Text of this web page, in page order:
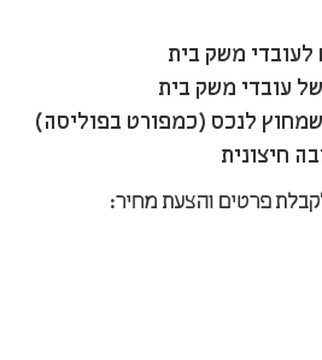
לעובדי משק בית
עובדי משק בית
שמחוץ לנכס (כמפורט בפוליסה)
חיצונית
פרטים והצעת מחיר: